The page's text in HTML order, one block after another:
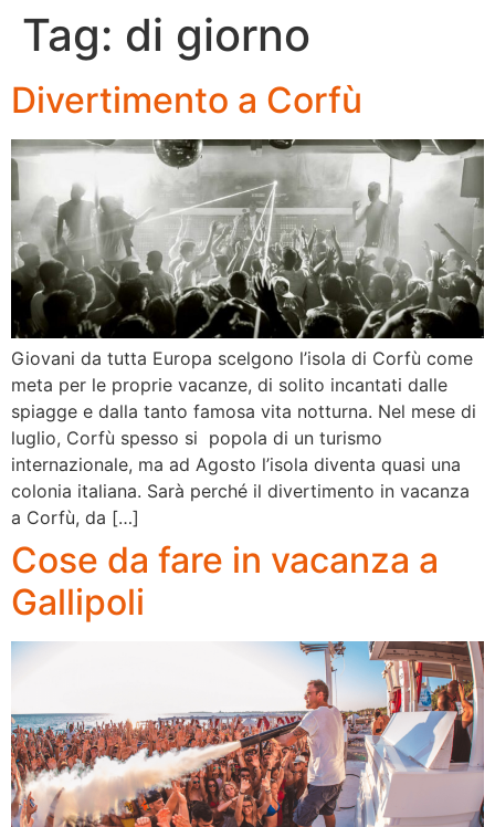
Tag: di giorno
Divertimento a Corfù
Giovani da tutta Europa scelgono l’isola di Corfù come
meta per le proprie vacanze, di solito incantati dalle
spiagge e dalla tanto famosa vita notturna. Nel mese di
luglio, Corfù spesso si popola di un turismo
internazionale, ma ad Agosto l’isola diventa quasi una
colonia italiana. Sarà perché il divertimento in vacanza
a Corfù, da […]
Cose da fare in vacanza a
Gallipoli